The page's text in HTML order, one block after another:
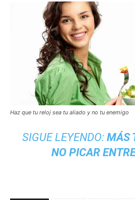
Haz que tu reloj sea tu aliado y no tu enemigo
SIGUE LEYENDO: MÁS
NO PICAR